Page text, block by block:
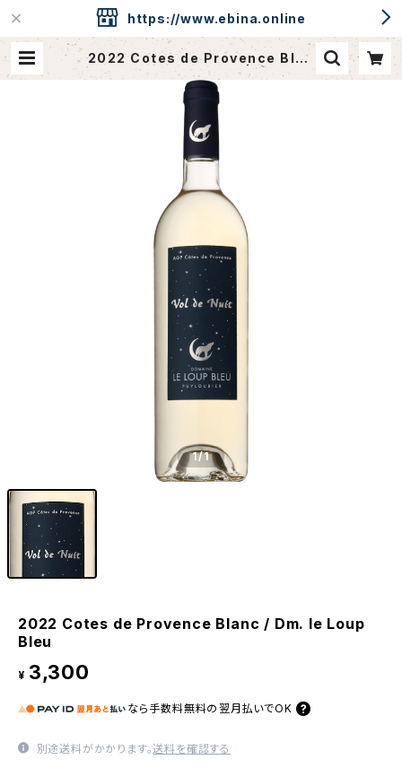
https://www.ebina.online
2022 Cotes de Provence Blan
c / Dm. le Loup Bleu | ebina.o
nline / CAVEdeEBINA
1/1
2022 Cotes de Provence Blanc / Dm. le Loup
Bleu
¥ 3,300
なら 手数料無料の 翌月払いでOK
別途送料がかかります。送料を確認する